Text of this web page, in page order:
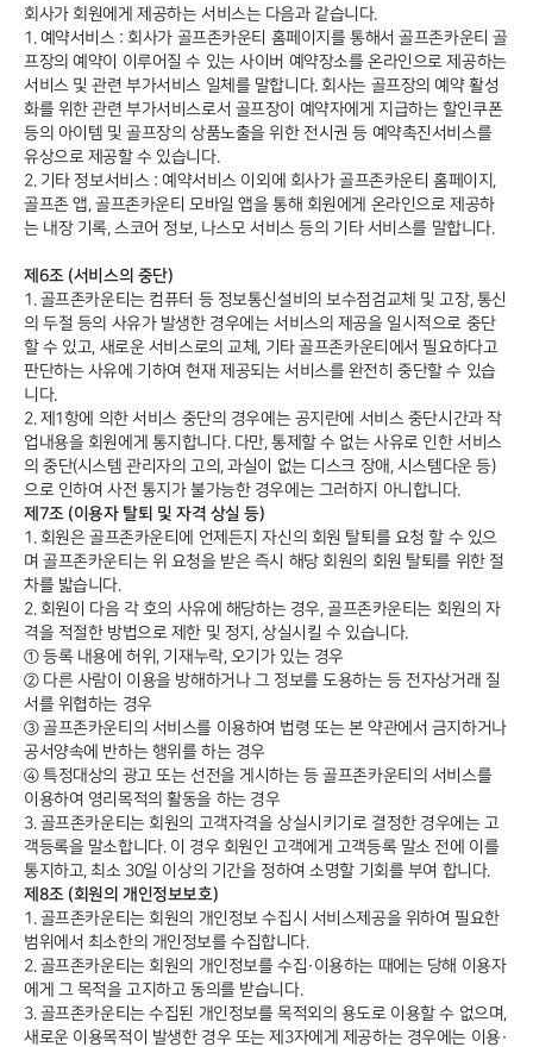
회사가 회원에게 제공하는 서비스는 다음과 같습니다.
1. 예약서비스 : 회사가 골프존카운티 홈페이지를 통해서 골프존카운티 골
프장의 예약이 이루어질 수 있는 사이버 예약장소를 온라인으로 제공하는
서비스 및 관련 부가서비스 일체를 말합니다. 회사는 골프장의 예약 활성
화를 위한 관련 부가서비스로서 골프장이 예약자에게 지급하는 할인쿠폰
등의 아이템 및 골프장의 상품노출을 위한 전시권 등 예약촉진서비스를
유상으로 제공할 수 있습니다.
2. 기타 정보서비스 : 예약서비스 이외에 회사가 골프존카운티 홈페이지,
골프존 앱, 골프존카운티 모바일 앱을 통해 회원에게 온라인으로 제공하
는 내장 기록, 스코어 정보, 나스모 서비스 등의 기타 서비스를 말합니다.
제6조 (서비스의 중단)
1. 골프존카운티는 컴퓨터 등 정보통신설비의 보수점검교체 및 고장, 통신
의 두절 등의 사유가 발생한 경우에는 서비스의 제공을 일시적으로 중단
할 수 있고, 새로운 서비스로의 교체, 기타 골프존카운티에서 필요하다고
판단하는 사유에 기하여 현재 제공되는 서비스를 완전히 중단할 수 있습
니다.
2. 제1항에 의한 서비스 중단의 경우에는 공지란에 서비스 중단시간과 작
업내용을 회원에게 통지합니다. 다만, 통제할 수 없는 사유로 인한 서비스
의 중단(시스템 관리자의 고의, 과실이 없는 디스크 장애, 시스템다운 등)
으로 인하여 사전 통지가 불가능한 경우에는 그러하지 아니합니다.
제7조 (이용자 탈퇴 및 자격 상실 등)
1. 회원은 골프존카운티에 언제든지 자신의 회원 탈퇴를 요청 할 수 있으
며 골프존카운티는 위 요청을 받은 즉시 해당 회원의 회원 탈퇴를 위한 절
차를 밟습니다.
2. 회원이 다음 각 호의 사유에 해당하는 경우, 골프존카운티는 회원의 자
격을 적절한 방법으로 제한 및 정지, 상실시킬 수 있습니다.
① 등록 내용에 허위, 기재누락, 오기가 있는 경우
② 다른 사람이 이용을 방해하거나 그 정보를 도용하는 등 전자상거래 질
서를 위협하는 경우
③ 골프존카운티의 서비스를 이용하여 법령 또는 본 약관에서 금지하거나
공서양속에 반하는 행위를 하는 경우
④ 특정대상의 광고 또는 선전을 게시하는 등 골프존카운티의 서비스를
이용하여 영리목적의 활동을 하는 경우
3. 골프존카운티는 회원의 고객자격을 상실시키기로 결정한 경우에는 고
객등록을 말소합니다. 이 경우 회원인 고객에게 고객등록 말소 전에 이를
통지하고, 최소 30일 이상의 기간을 정하여 소명할 기회를 부여 합니다.
제8조 (회원의 개인정보보호)
1. 골프존카운티는 회원의 개인정보 수집시 서비스제공을 위하여 필요한
범위에서 최소한의 개인정보를 수집합니다.
2. 골프존카운티는 회원의 개인정보를 수집·이용하는 때에는 당해 이용자
에게 그 목적을 고지하고 동의를 받습니다.
3. 골프존카운티는 수집된 개인정보를 목적외의 용도로 이용할 수 없으며,
새로운 이용목적이 발생한 경우 또는 제3자에게 제공하는 경우에는 이용·